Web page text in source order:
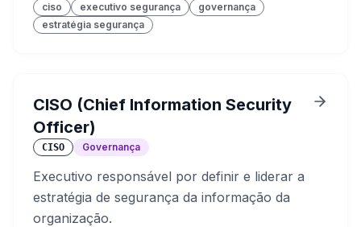
ciso executivo segurança
governança
estratégia segurança
CISO (Chief Information Security
Officer)
CISO Governança
Executivo responsável por definir e liderar a
estratégia de segurança da informação da
organização.